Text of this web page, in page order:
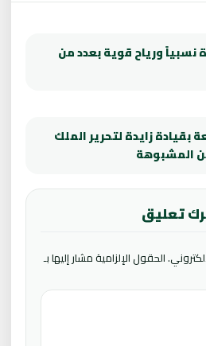
نسبياً ورياح قوية بعدد من
زايدة لتحرير الملك
المشبوهة
تعليق
الحقول الإلزامية مشار إليها بـ